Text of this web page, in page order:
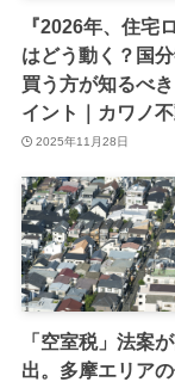
『2026年、住宅
はどう動く？国
買う方が知るべ
イント｜カワノ不
2025年11月28日
「空室税」法案
出。多摩エリア